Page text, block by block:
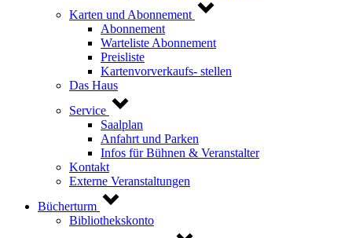
Karten und Abonnement
Abonnement
Warteliste Abonnement
Preisliste
Kartenvorverkaufs- stellen
Das Haus
Service
Saalplan
Anfahrt und Parken
Infos für Bühnen & Veranstalter
Kontakt
Externe Veranstaltungen
Bücherturm
Bibliothekskonto